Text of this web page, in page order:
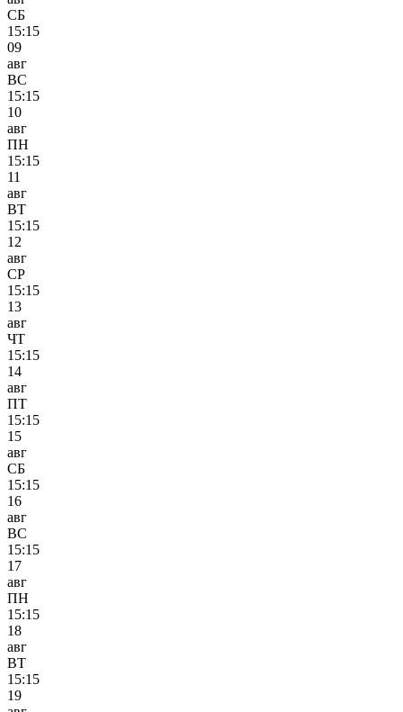
СБ
15:15
09
авг
ВС
15:15
10
авг
ПН
15:15
11
авг
ВТ
15:15
12
авг
СР
15:15
13
авг
ЧТ
15:15
14
авг
ПТ
15:15
15
авг
СБ
15:15
16
авг
ВС
15:15
17
авг
ПН
15:15
18
авг
ВТ
15:15
19